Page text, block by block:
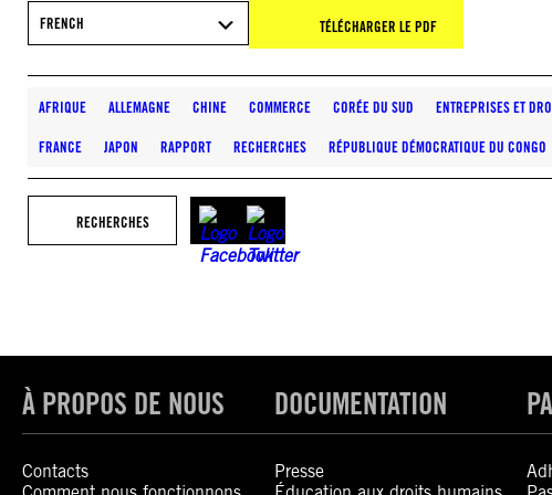
FRENCH TÉLÉCHARGER LE PDF
AFRIQUE ALLEMAGNE CHINE COMMERCE CORÉE DU SUD ENTREPRISES ET
FRANCE JAPON RAPPORT RECHERCHES RÉPUBLIQUE DÉMOCRATIQUE DU CONGO
RECHERCHES
À PROPOS DE NOUS
Contacts
DOCUMENTATION
Presse